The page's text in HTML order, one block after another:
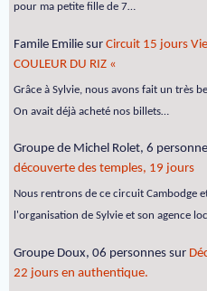
pour ma petite fille de 7…
Famile Emilie sur Circuit 15 jours
COULEUR DU RIZ «
Grâce à Sylvie, nous avons fait un très
On avait déjà acheté nos billets…
Groupe de Michel Rolet, 6
découverte des temples, 19 jours
Nous rentrons de ce circuit Cambodge
l'organisation de Sylvie et son agence
Groupe Doux, 06 personnes sur
22 jours en authentique.